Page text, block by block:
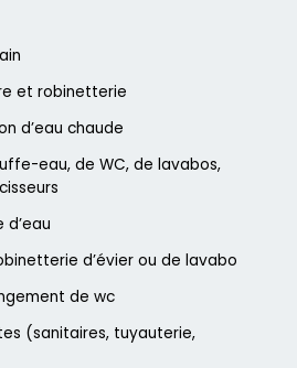
et robinetterie
d’eau chaude
eau, de WC, de lavabos,
d’évier ou de lavabo
de wc
(sanitaires, tuyauterie,